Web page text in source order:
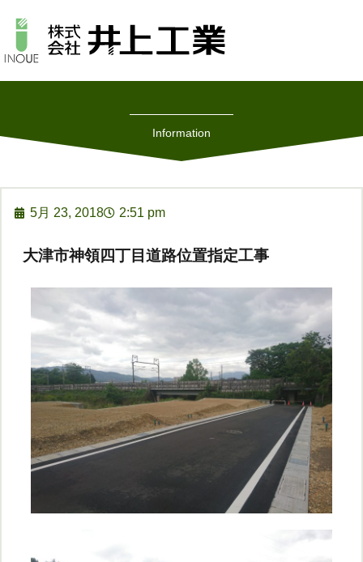
Information
5月 23, 2018 2:51 pm
大津市神領四丁目道路位置指定工事